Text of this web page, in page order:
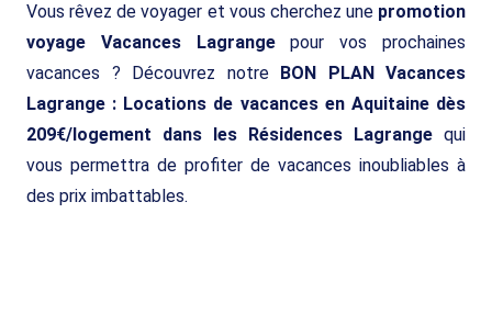
Vous rêvez de voyager et vous cherchez une promotion
voyage Vacances Lagrangepour vos prochaines
vacances ? Découvrez notre
BON PLAN Vacances
Lagrange : Locations de vacances en Aquitaine dès
209€/logement dans les Résidences Lagrange qui
vous permettra de profiter de vacances inoubliables à
des prix imbattables.